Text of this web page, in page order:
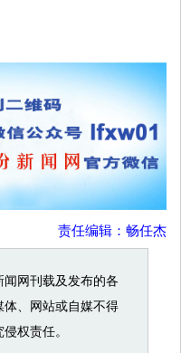
责任编辑：畅任杰
网刊载及发布的各
、网站或自媒不得
权责任。